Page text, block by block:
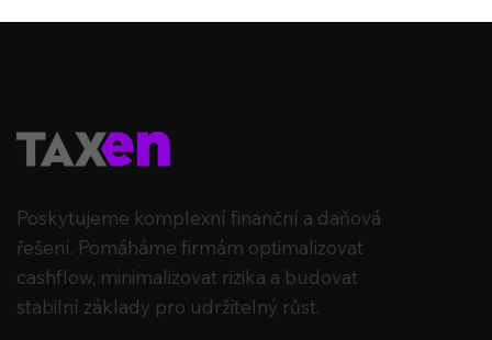
Poskytujeme komplexní finanční a daňová
řešení. Pomáháme firmám optimalizovat
cashflow, minimalizovat rizika a budovat
stabilní základy pro udržitelný růst.